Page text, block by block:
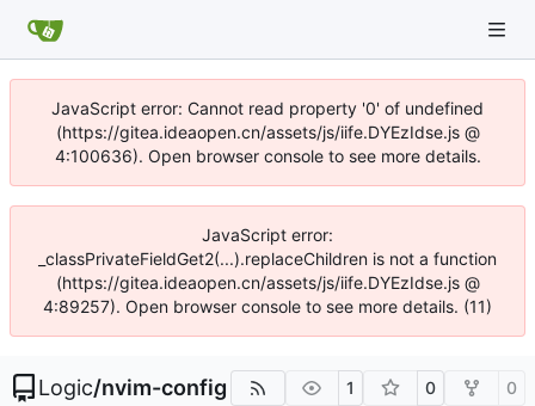
JavaScript error: Cannot read property '0' of undefined
(https://gitea.ideaopen.cn/assets/js/iife.DYEzIdse.js @
4:100636). Open browser console to see more details.
JavaScript error:
_classPrivateFieldGet2(...).replaceChildren is not a function
(https://gitea.ideaopen.cn/assets/js/iife.DYEzIdse.js @
4:89257). Open browser console to see more details. (11)
Logic/nvim-config 1 0 0